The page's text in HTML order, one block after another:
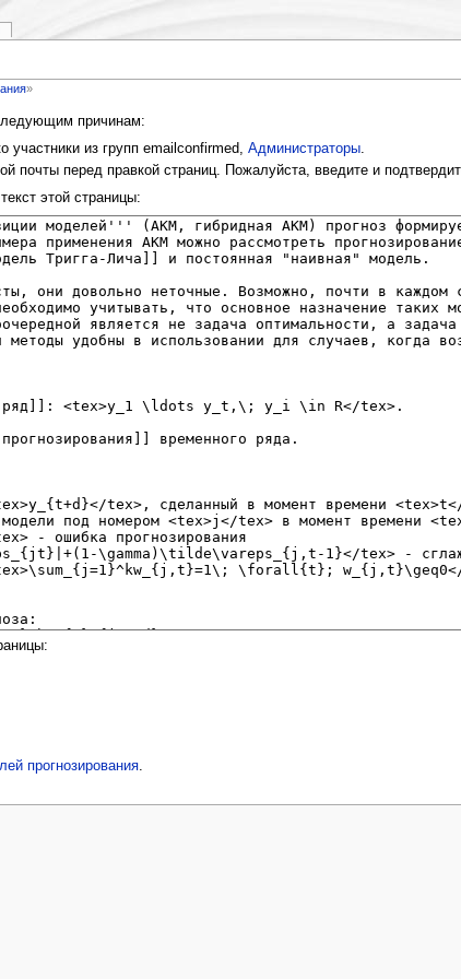
»
причинам:
участники из групп emailconfirmed, Администраторы.
почты перед правкой страниц. Пожалуйста, введите и
этой страницы:
прогнозирования.